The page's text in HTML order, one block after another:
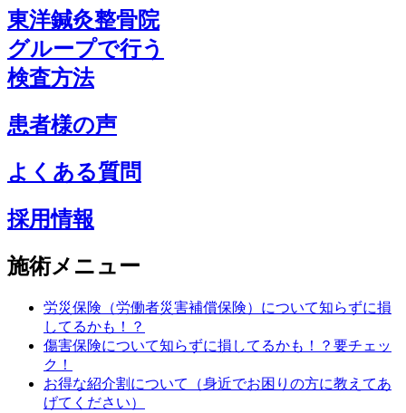
東洋鍼灸整骨院
グループで行う
検査方法
患者様の声
よくある質問
採用情報
施術メニュー
労災保険（労働者災害補償保険）について知らずに損
してるかも！？
傷害保険について知らずに損してるかも！？要チェッ
ク！
お得な紹介割について（身近でお困りの方に教えてあ
げてください）